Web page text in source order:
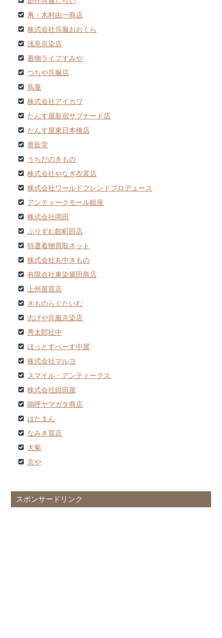
凧・木村由一商店
株式会社呉服おおくら
浅見京染店
着物ライフすみや
つちや呉服店
蔦屋
株式会社アイカワ
たんす屋新宿サブナード店
たんす屋東日本橋店
青藍堂
うちだのきもの
株式会社やなぎ衣裳店
株式会社ワールドフレンドプロデュース
アンティークモール銀座
株式会社岡田
ぷりずむ館町田店
特選着物買取ネット
株式会社丸中きもの
有限会社東染廣田商店
上州屋質店
きものらぐたいむ
志げや呉服京染店
秀太郎社中
ほっとすぺーす中屋
株式会社マルヨ
スマイル・アンティークス
株式会社紺田屋
嗚呼ヤマガタ商店
はたまん
なみき質店
大菊
京や
スポンサードリンク